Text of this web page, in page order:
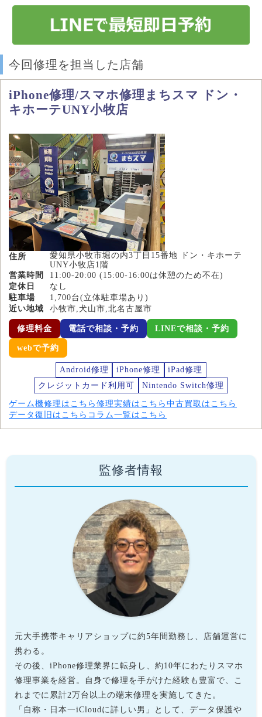
今回修理を担当した店舗
iPhone修理/スマホ修理まちスマ ドン・
キホーテUNY小牧店
住所
愛知県小牧市堀の内3丁目15番地 ドン・キホーテ
UNY小牧店1階
営業時間
11:00-20:00 (15:00-16:00は休憩のため不在)
定休日
なし
駐車場
1,700台(立体駐車場あり)
近い地域
小牧市,犬山市,北名古屋市
修理料金 電話で相談・予約 LINEで相談・予約
webで予約
Android修理 iPhone修理
iPad修理
クレジットカード利用可
Nintendo Switch修理
ゲーム機修理はこちら 修理実績はこちら 中古買取はこちら
データ復旧はこちら コラム一覧はこちら
監修者情報
元大手携帯キャリアショップに約5年間勤務し、店舗運営に
携わる。
その後、iPhone修理業界に転身し、約10年にわたりスマホ
修理事業を経営。自身で修理を手がけた経験も豊富で、こ
れまでに累計2万台以上の端末修理を実施してきた。
「自称・日本一iCloudに詳しい男」として、データ保護や